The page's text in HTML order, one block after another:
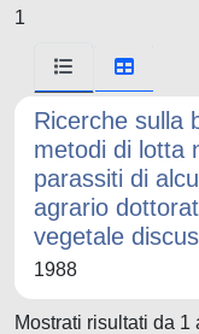
1
Ricerche sulla
metodi di lotta
parassiti di
agrario
vegetale
1988
Mostrati risultati da 1